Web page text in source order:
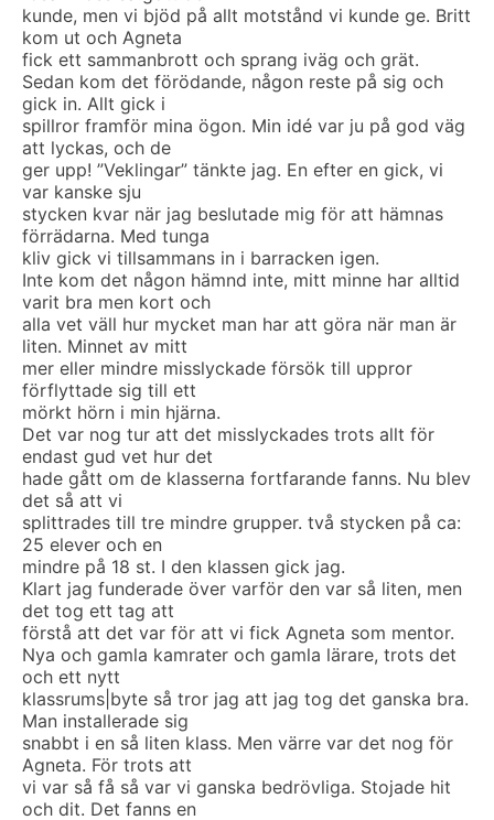
kunde, men vi bjöd på allt motstånd vi kunde ge. Britt
kom ut och Agneta
fick ett sammanbrott och sprang iväg och grät.
Sedan kom det förödande, någon reste på sig och
gick in. Allt gick i
spillror framför mina ögon. Min idé var ju på god väg
att lyckas, och de
ger upp! ”Veklingar” tänkte jag. En efter en gick, vi
var kanske sju
stycken kvar när jag beslutade mig för att hämnas
förrädarna. Med tunga
kliv gick vi tillsammans in i barracken igen.
Inte kom det någon hämnd inte, mitt minne har alltid
varit bra men kort och
alla vet väll hur mycket man har att göra när man är
liten. Minnet av mitt
mer eller mindre misslyckade försök till uppror
förflyttade sig till ett
mörkt hörn i min hjärna.
Det var nog tur att det misslyckades trots allt för
endast gud vet hur det
hade gått om de klasserna fortfarande fanns. Nu blev
det så att vi
splittrades till tre mindre grupper. två stycken på ca:
25 elever och en
mindre på 18 st. I den klassen gick jag.
Klart jag funderade över varför den var så liten, men
det tog ett tag att
förstå att det var för att vi fick Agneta som mentor.
Nya och gamla kamrater och gamla lärare, trots det
och ett nytt
klassrums|byte så tror jag att jag tog det ganska bra.
Man installerade sig
snabbt i en så liten klass. Men värre var det nog för
Agneta. För trots att
vi var så få så var vi ganska bedrövliga. Stojade hit
och dit. Det fanns en